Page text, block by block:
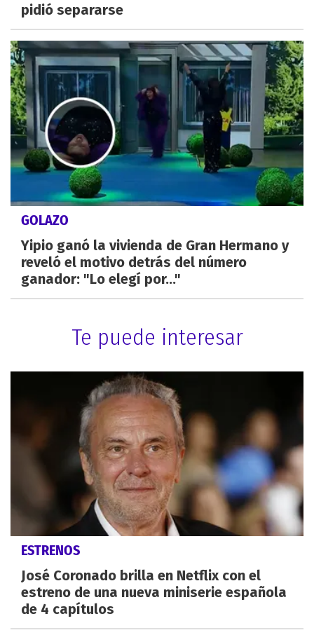
pidió separarse
GOLAZO
Yipio ganó la vivienda de Gran Hermano y
reveló el motivo detrás del número
ganador: "Lo elegí por..."
Te puede interesar
ESTRENOS
José Coronado brilla en Netflix con el
estreno de una nueva miniserie española
de 4 capítulos